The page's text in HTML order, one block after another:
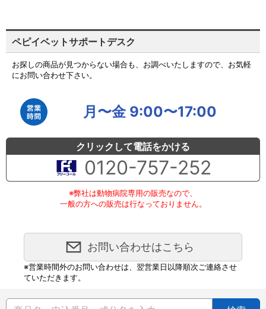
ペピイベットサポートデスク
お探しの商品が見つからない場合も、お調べいたしますので、お気軽
にお問い合わせ下さい。
月〜金 9:00〜17:00
クリックして電話をかける
0120-757-252
※弊社は動物病院専用の販売なので、
一般の方への販売は行なっておりません。
お問い合わせはこちら
※営業時間外のお問い合わせは、翌営業日以降順次ご連絡させ
ていただきます。